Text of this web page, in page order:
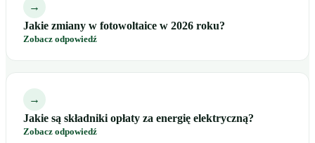
→
Jakie zmiany w fotowoltaice w 2026 roku?
Zobacz odpowiedź
→
Jakie są składniki opłaty za energię elektryczną?
Zobacz odpowiedź